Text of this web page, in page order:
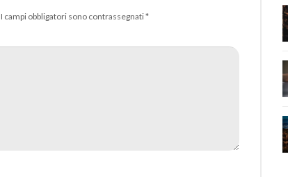
I campi obbligatori sono contrassegnati*